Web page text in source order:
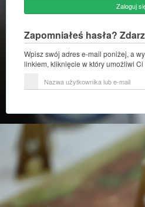
Zaloguj
Zapomniałeś hasła?
Wpisz swój adres e-mail poniżej, a
linkiem, kliknięcie w który umożliwi
użytkownika
mail